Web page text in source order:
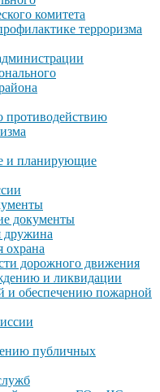
комитета
терроризма
противодействию
и планирующие
документы
дружина
охрана
дорожного движения
и ликвидации
и обеспечению пожарной
публичных